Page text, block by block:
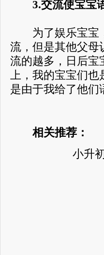
3.交流使宝宝
为了娱乐宝宝，
流，但是其他父母
流的越多，日后宝
上，我的宝宝们也
是由于我给了他们
相关推荐：
小升